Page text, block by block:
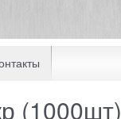
(1000шт)